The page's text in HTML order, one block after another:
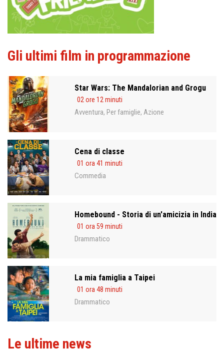
Gli ultimi film in programmazione
Star Wars: The Mandalorian and Grogu
02 ore 12 minuti
Avventura, Per famiglie, Azione
Cena di classe
01 ora 41 minuti
Commedia
Homebound - Storia di un'amicizia in India
01 ora 59 minuti
Drammatico
La mia famiglia a Taipei
01 ora 48 minuti
Drammatico
Le ultime news